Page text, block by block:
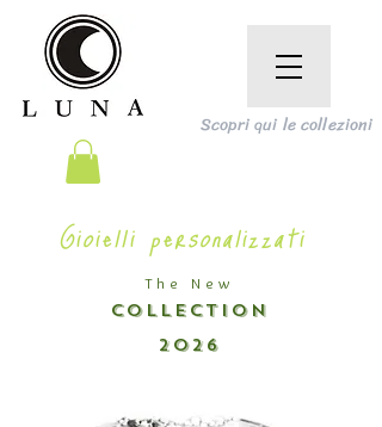
The New
COLLECTION
2026
Scopri qui le collezioni
Gioielli personalizzati